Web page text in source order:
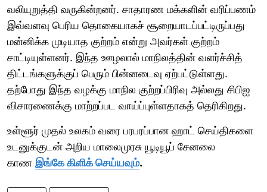
வலியுறுத்தி வருகின்றனர். சாதாரண மக்களின் வரிப்பணம்
இவ்வளவு பெரிய தொகையாகச் சூறையாடப்பட்டிருப்பது
மன்னிக்க முடியாத குற்றம் என்று அவர்கள் குற்றம்
சாட்டியுள்ளனர். இந்த ஊழலால் மாநிலத்தின் வளர்ச்சித்
திட்டங்களுக்குப் பெரும் பின்னடைவு ஏற்பட்டுள்ளது.
தற்போது இந்த வழக்கு மாநில குற்றப்பிரிவு அல்லது சிபிஐ
விசாரணைக்கு மாற்றப்பட வாய்ப்புள்ளதாகத் தெரிகிறது.
உள்ளூர் முதல் உலகம் வரை பரபரப்பான ஹாட் செய்திகளை
உடனுக்குடன் அறிய மாலைமுரசு யூடியூப் சேனலை
காண இங்கே கிளிக் செய்யவும்.